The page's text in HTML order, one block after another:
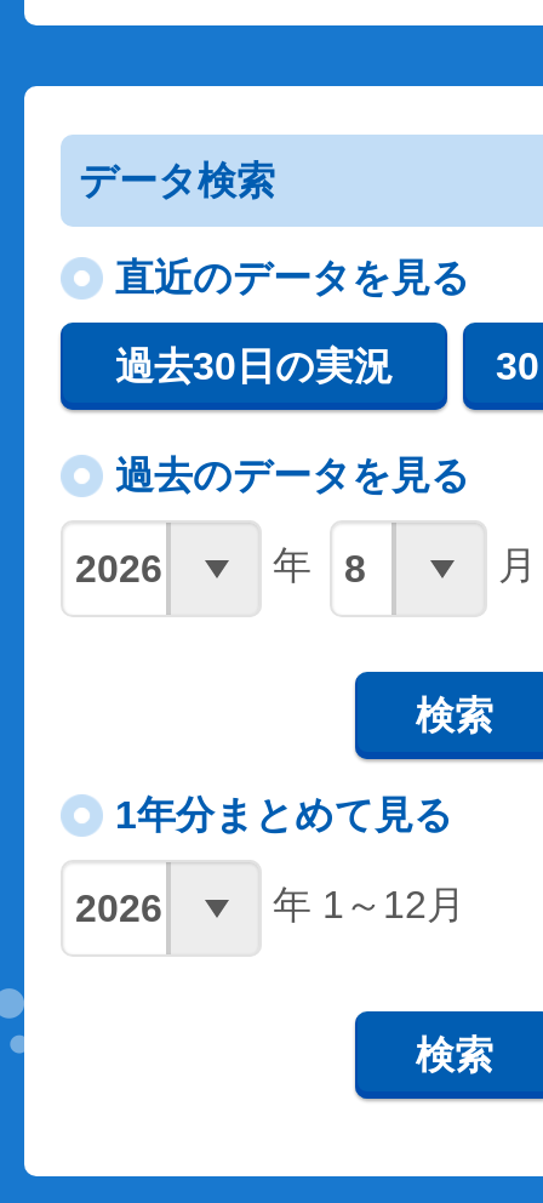
データ検索
直近のデータを見る
過去30日の実況
過去のデータを見る
年 月
検索
1年分まとめて見る
年 1～12月
検索